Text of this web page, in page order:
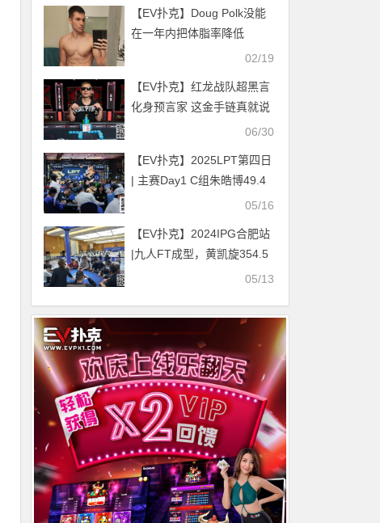
领跑226人晋级
【EV扑克】Doug Polk没能
在一年内把体脂率降低
50%，输给Bill Perkins 20万
02/19
【EV扑克】红龙战队超黑言
化身预言家 这金手链真就说
06/30
【EV扑克】2025LPT第四日
| 主赛Day1 C组朱皓博49.4
万记分领跑19人晋级主赛
赛两冠！
05/16
【EV扑克】2024IPG合肥站
|九人FT成型，黄凯旋354.5
万记分领衔9人明日开启霸都
05/13